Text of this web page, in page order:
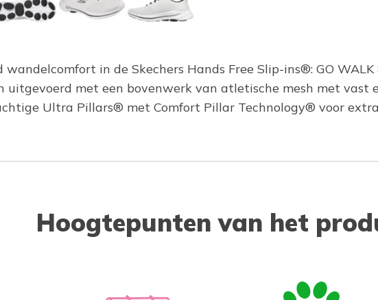
in de Skechers Hands Free Slip-ins®: GO
met een bovenwerk van atletische mesh met vast
Ultra Pillars® met Comfort Pillar Technology® voor
Hoogtepunten van het